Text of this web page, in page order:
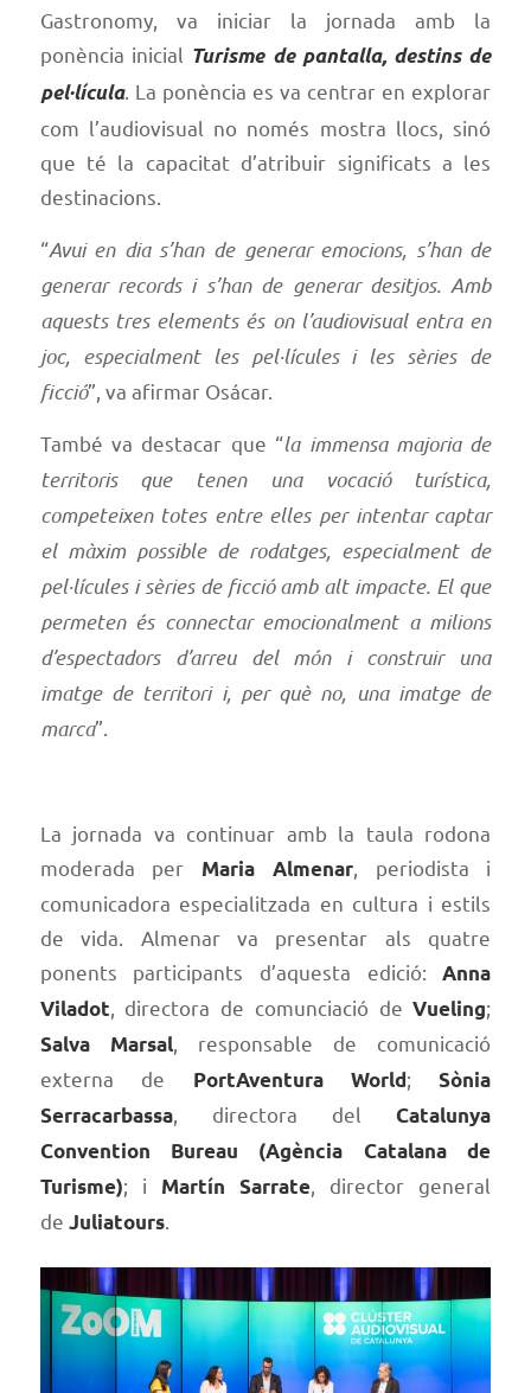
Gastronomy, va iniciar la jornada amb la
ponència inicial Turisme de pantalla, destins de
pel·lícula. La ponència es va centrar en explorar
com l’audiovisual no només mostra llocs, sinó
que té la capacitat d’atribuir significats a les
destinacions.
“Avui en dia s’han de generar emocions, s’han de
generar records i s’han de generar desitjos. Amb
aquests tres elements és on l’audiovisual entra en
joc, especialment les pel·lícules i les sèries de
ficció”, va afirmar Osácar.
També va destacar que “la immensa majoria de
territoris que tenen una vocació turística,
competeixen totes entre elles per intentar captar
el màxim possible de rodatges, especialment de
pel·lícules i sèries de ficció amb alt impacte. El que
permeten és connectar emocionalment a milions
d’espectadors d’arreu del món i construir una
imatge de territori i, per què no, una imatge de
marca”.
La jornada va continuar amb la taula rodona
moderada per Maria Almenar, periodista i
comunicadora especialitzada en cultura i estils
de vida. Almenar va presentar als quatre
ponents participants d’aquesta edició: Anna
Viladot , directora de comunciació deVueling;
Salva Marsal, responsable de comunicació
externa de PortAventura World;Sònia
Serracarbassa, directora delCatalunya
Convention Bureau (Agència Catalana de
Turisme); i Martín Sarrate , director general
de Juliatours.